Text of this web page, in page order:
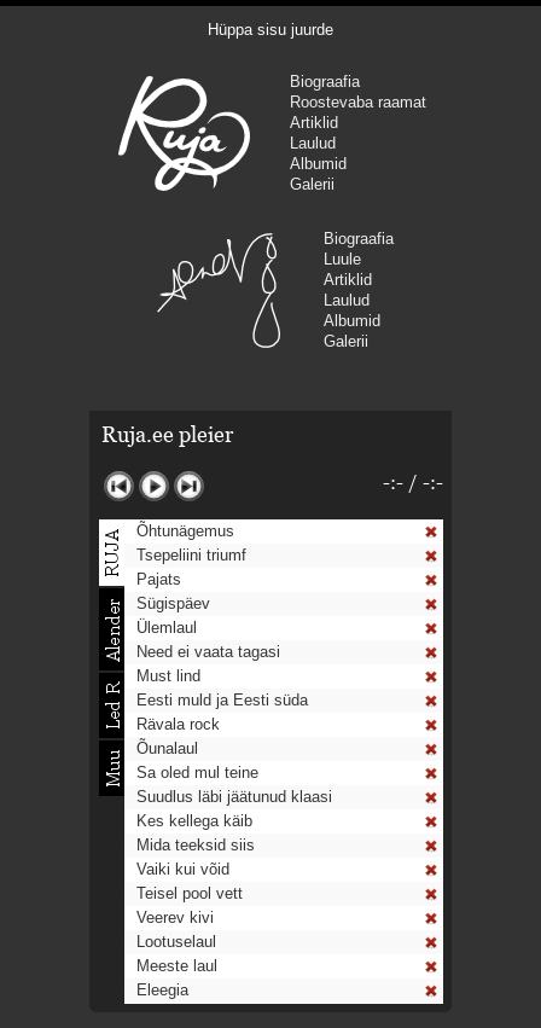
Hüppa sisu juurde
Biograafia
Roostevaba raamat
Artiklid
Laulud
Albumid
Galerii
Biograafia
Luule
Artiklid
Laulud
Albumid
Galerii
Ruja.ee pleier
-:- / -:-
Õhtunägemus
Tsepeliini triumf
Pajats
Sügispäev
Ülemlaul
Need ei vaata tagasi
Must lind
Eesti muld ja Eesti süda
Rävala rock
Õunalaul
Sa oled mul teine
Suudlus läbi jäätunud klaasi
Kes kellega käib
Mida teeksid siis
Vaiki kui võid
Teisel pool vett
Veerev kivi
Lootuselaul
Meeste laul
Eleegia